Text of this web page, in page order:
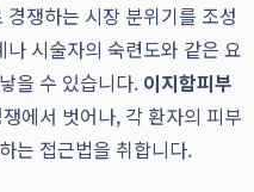
쟁하는 시장 분위기를 조성
시술자의 숙련도와 같은 요
을 수 있습니다. 이지함피부
에서 벗어나, 각 환자의 피부
는 접근법을 취합니다.